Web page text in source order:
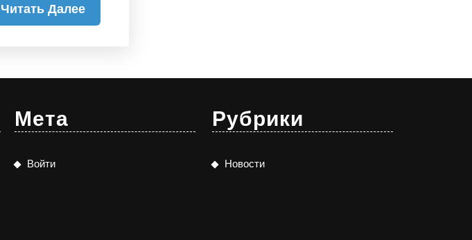
Читать ДалееЧитать
Далее
Мета
Войти
Рубрики
Новости